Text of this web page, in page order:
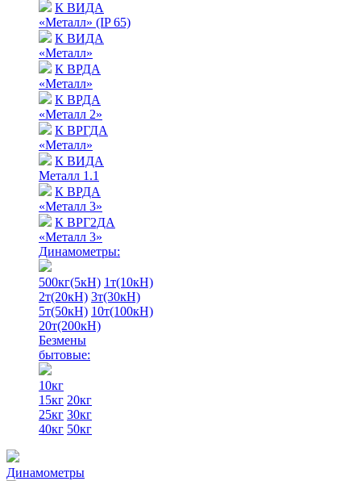
К ВИДА
«Металл» (IP 65)
К ВИДА
«Металл»
К ВРДА
«Металл»
К ВРДА
«Металл 2»
К ВРГДА
«Металл»
К ВИДА
Металл 1.1
К ВРДА
«Металл 3»
К ВРГ2ДА
«Металл 3»
Динамометры:
500кг(5кН) 1т(10кН)
2т(20кН) 3т(30кН)
5т(50кН) 10т(100кН)
20т(200кН)
Безмены
бытовые:
10кг
15кг 20кг
25кг 30кг
40кг 50кг
Динамометры